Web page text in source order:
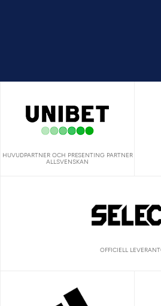
HUVUDPARTNER OCH PRESENTING PARTNER
ALLSVENSKAN
OFFICIELL